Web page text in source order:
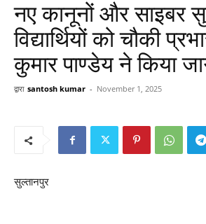
नए कानूनों और साइबर
विद्यार्थियों को चौकी
कुमार पाण्डेय ने किया
द्वारा santosh kumar - November 1, 2025
सुल्तानपुर